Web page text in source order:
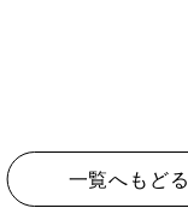
一覧へもどる